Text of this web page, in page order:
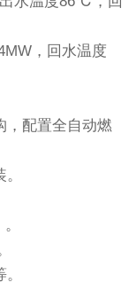
，回水温度
，配置全自动燃